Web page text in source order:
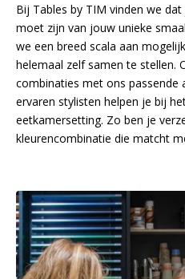
Bij Tables by TIM vinden we
moet zijn van jouw unieke
we een breed scala aan
helemaal zelf samen te stellen.
combinaties met ons passende
ervaren stylisten helpen je bij
eetkamersetting. Zo ben je
kleurencombinatie die matcht